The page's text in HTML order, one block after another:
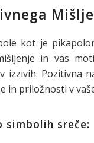
kot je
in vas
izzivih. Pozitivna
in priložnosti v
simbolih sreče: